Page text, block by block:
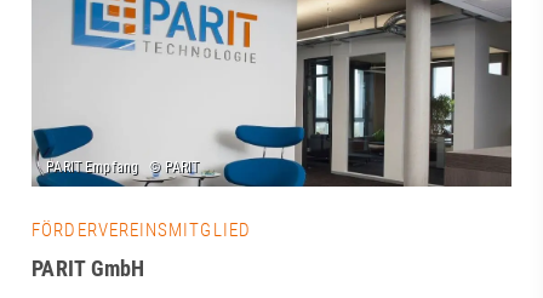
FÖRDERVEREINSMITGLIED
PARIT GmbH